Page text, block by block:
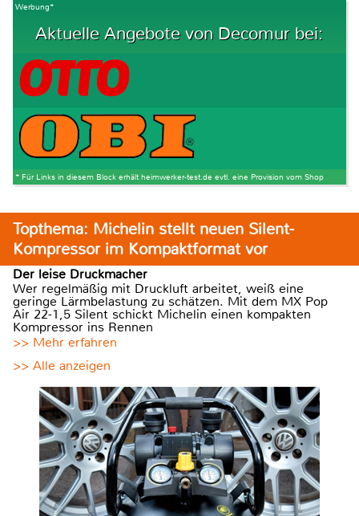
Werbung*
Aktuelle Angebote von Decomur bei:
* Für Links in diesem Block erhält heimwerker-test.de evtl. eine Provision vom Shop
Topthema: Michelin stellt neuen Silent-
Kompressor im Kompaktformat vor
Der leise Druckmacher
Wer regelmäßig mit Druckluft arbeitet, weiß eine
geringe Lärmbelastung zu schätzen. Mit dem MX Pop
Air 22-1,5 Silent schickt Michelin einen kompakten
Kompressor ins Rennen
>> Mehr erfahren
>> Alle anzeigen